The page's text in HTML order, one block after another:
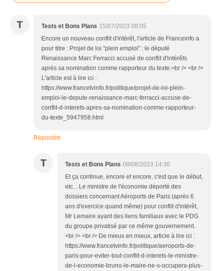
T Tests et Bons Plans 15/07/2023 08:05
Encore un nouveau conflit d'intérêt, l'article de Franceinfo a
pour titre : Projet de loi "plein emploi" : le député
Renaissance Marc Ferracci accusé de conflit d'intérêts
après sa nomination comme rapporteur du texte.<br /> <br />
L'article est à lire ici :
https://www.francetvinfo.fr/politique/projet-de-loi-plein-
emploi-le-depute-renaissance-marc-ferracci-accuse-de-
conflit-d-interets-apres-sa-nomination-comme-rapporteur-
du-texte_5947958.html
Répondre
T Tests et Bons Plans 08/08/2023 14:36
Et ça continue, encore et encore, c'est que le début,
etc... Le ministre de l'économie déporté des
dossiers concernant Aéroports de Paris (après 6
ans d'exercice quand même) pour conflit d'intérêt,
Mr Lemaire ayant des liens familiaux avec le PDG
du groupe privatisé par ce même gouvernement.
<br /> <br /> De mieux en mieux, article à lire ici :
https://www.francetvinfo.fr/politique/aeroports-de-
paris-pour-eviter-tout-conflit-d-interets-le-ministre-
de-l-economie-bruno-le-maire-ne-s-occupera-plus-